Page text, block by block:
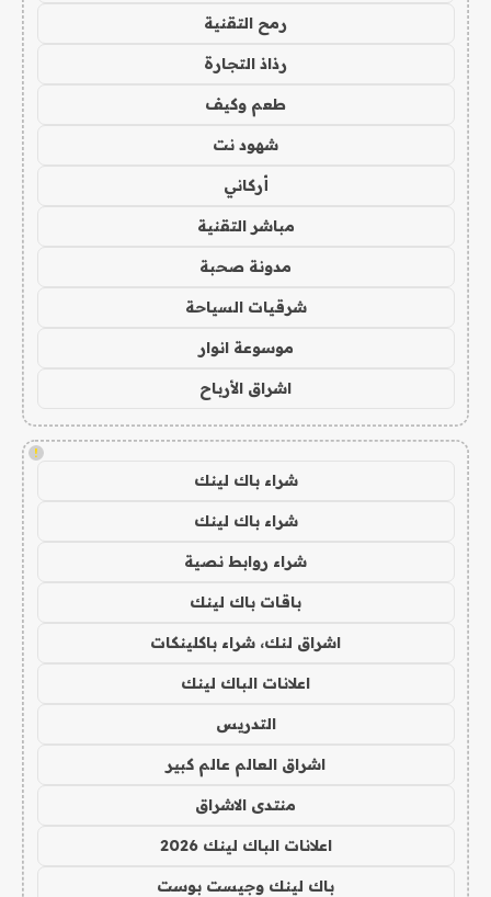
رمح التقنية
رذاذ التجارة
طعم وكيف
شهود نت
أركاني
مباشر التقنية
مدونة صحبة
شرقيات السياحة
موسوعة انوار
اشراق الأرباح
!
شراء باك لينك
شراء باك لينك
شراء روابط نصية
باقات باك لينك
اشراق لنك، شراء باكلينكات
اعلانات الباك لينك
التدريس
اشراق العالم عالم كبير
منتدى الاشراق
اعلانات الباك لينك 2026
باك لينك وجيست بوست